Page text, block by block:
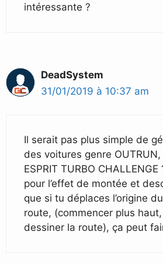
intéressante ?
DeadSystem
31/01/2019 à 10:37 am
Il serait pas plus simple de
des voitures genre OUTRUN,
ESPRIT TURBO CHALLENGE
pour l’effet de montée et
que si tu déplaces l’origine
route, (commencer plus
dessiner la route), ça peut